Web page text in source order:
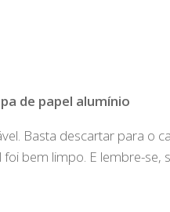
de papel alumínio
Basta descartar para o
foi bem limpo. E lembre-